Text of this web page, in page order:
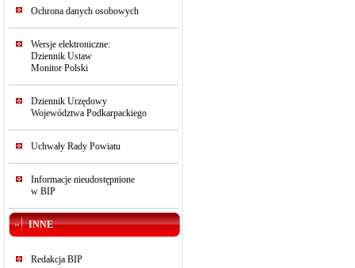
Ochrona danych osobowych
Wersje elektroniczne:
Dziennik Ustaw
Monitor Polski
Dziennik Urzędowy
Województwa Podkarpackiego
Uchwały Rady Powiatu
Informacje nieudostępnione
w BIP
INNE
Redakcja BIP